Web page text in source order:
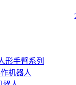
形手臂系列
机器人